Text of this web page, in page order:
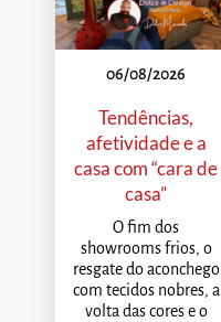
06/08/2026
Tendências,
afetividade e a
casa com “cara de
casa”
O fim dos
showrooms frios, o
resgate do aconchego
com tecidos nobres, a
volta das cores e o